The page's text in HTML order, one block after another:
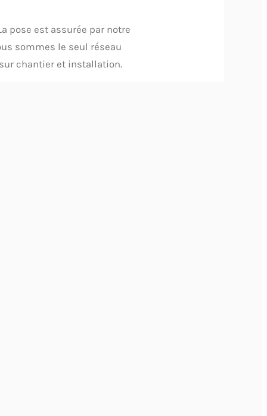
pose est assurée par notre
sommes le seul réseau
chantier et installation.